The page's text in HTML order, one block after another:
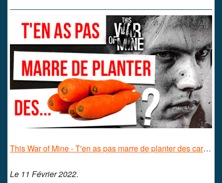
This War of Mine - T'en as pas marre de planter des carottes ?
Le 11 Février 2022.